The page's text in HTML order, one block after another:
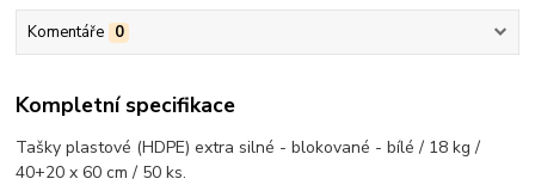
Komentáře 0
Kompletní specifikace
Tašky plastové (HDPE) extra silné - blokované - bílé / 18 kg /
40+20 x 60 cm / 50 ks.